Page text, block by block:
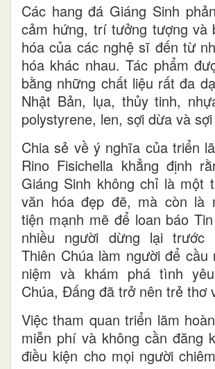
Các hang đá Giáng Sinh
cảm hứng, trí tưởng tượng và
hóa của các nghệ sĩ đến từ
hóa khác nhau. Tác phẩm
bằng những chất liệu rất đa
Nhật Bản, lụa, thủy tinh,
polystyrene, len, sợi dừa và
Chia sẻ về ý nghĩa của triển
Rino Fisichella khẳng định
Giáng Sinh không chỉ là một
văn hóa đẹp đẽ, mà còn là
tiện mạnh mẽ để loan báo
nhiều người dừng lại trước
Thiên Chúa làm người để cầu
niệm và khám phá tình
Chúa, Đấng đã trở nên trẻ thơ
Việc tham quan triển lãm
miễn phí và không cần đăng
điều kiện cho mọi người